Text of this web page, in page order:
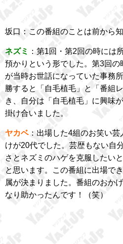
坂口：この番組のことは前から
ネズミ
：第1回・第2回の時には
預かりという形でした。第3回
が当時お世話になっていた事務
勝すると「自毛植毛」と「番組
き、自分は「自毛植毛」に興味
掛け合いました。
ヤカベ：出場した4組のお笑い
けが20代でした。芸歴もない自
さとネズミのハゲを克服したい
と思います。この番組に出場で
属が決まりました。番組のおか
なり助かったんです！（笑）